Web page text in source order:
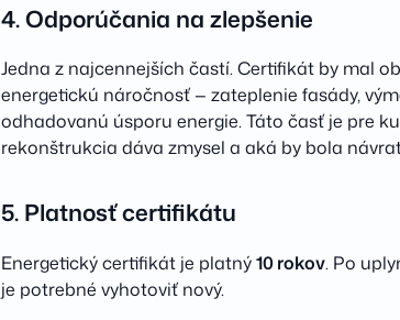
4. Odporúčania na zlepšenie
Jedna z najcennejších častí. Certifikát by mal
energetickú náročnosť — zateplenie fasády,
odhadovanú úsporu energie. Táto časť je pre
rekonštrukcia dáva zmysel a aká by bola
5. Platnosť certifikátu
Energetický certifikát je platný10 rokov. Po
je potrebné vyhotoviť nový.